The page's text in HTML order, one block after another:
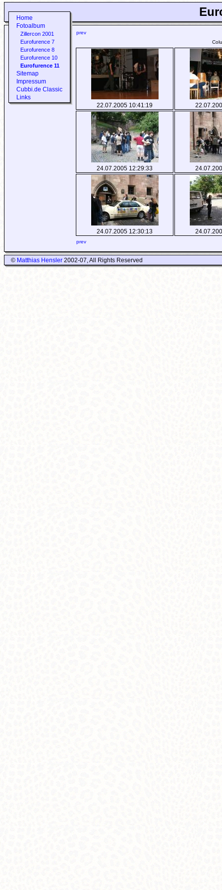
Home
Fotoalbum
Zillercon 2001
Eurofurence 7
Eurofurence 8
Eurofurence 10
Eurofurence 11
Sitemap
Impressum
Cubbi.de Classic
Links
prev
22.07.2005 10:41:19
24.07.2005 12:29:33
24.07.2005 12:30:13
prev
© Matthias Hensler2002-07, All Rights Reserved